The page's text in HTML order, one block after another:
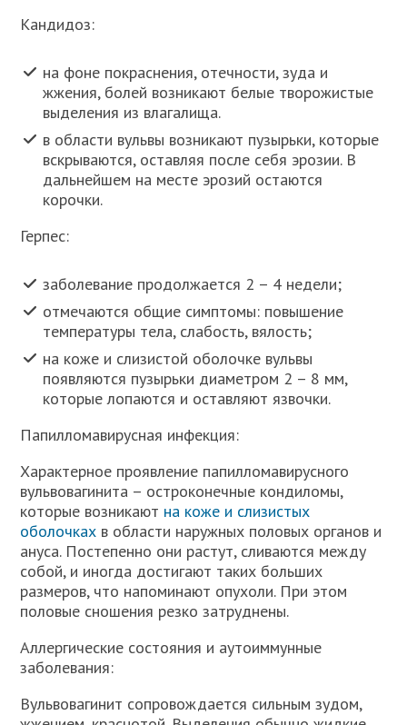
Кандидоз:
на фоне покраснения, отечности, зуда и
жжения, болей возникают белые творожистые
выделения из влагалища.
в области вульвы возникают пузырьки, которые
вскрываются, оставляя после себя эрозии. В
дальнейшем на месте эрозий остаются
корочки.
Герпес:
заболевание продолжается 2 – 4 недели;
отмечаются общие симптомы: повышение
температуры тела, слабость, вялость;
на коже и слизистой оболочке вульвы
появляются пузырьки диаметром 2 – 8 мм,
которые лопаются и оставляют язвочки.
Папилломавирусная инфекция:
Характерное проявление папилломавирусного
вульвовагинита – остроконечные кондиломы,
которые возникают на коже и слизистых
оболочках в области наружных половых органов и
ануса. Постепенно они растут, сливаются между
собой, и иногда достигают таких больших
размеров, что напоминают опухоли. При этом
половые сношения резко затруднены.
Аллергические состояния и аутоиммунные
заболевания:
Вульвовагинит сопровождается сильным зудом,